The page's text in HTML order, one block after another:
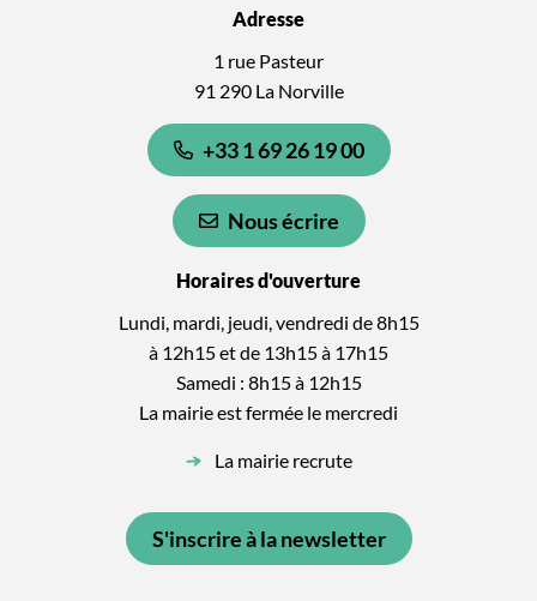
Adresse
1 rue Pasteur
91 290 La Norville
+33 1 69 26 19 00
Nous écrire
Horaires d'ouverture
Lundi, mardi, jeudi, vendredi de 8h15
à 12h15 et de 13h15 à 17h15
Samedi : 8h15 à 12h15
La mairie est fermée le mercredi
La mairie recrute
S'inscrire à la newsletter